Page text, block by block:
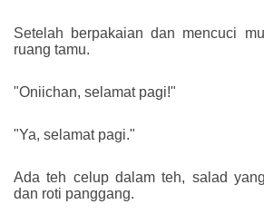
Setelah berpakaian dan mencuci
ruang tamu.
"Oniichan, selamat pagi!"
"Ya, selamat pagi."
Ada teh celup dalam teh, salad
dan roti panggang.